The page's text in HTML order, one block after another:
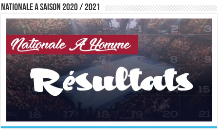
Nationale A saison 2020 / 2021